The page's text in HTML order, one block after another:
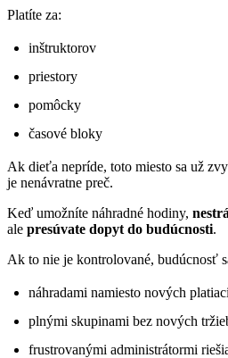
Platíte za:
inštruktorov
priestory
pomôcky
časové bloky
Ak dieťa nepríde, toto miesto sa už
je nenávratne preč.
Keď umožníte náhradné hodiny,
ale presúvate dopyt do budúcnosti.
Ak to nie je kontrolované, budúcnosť
náhradami namiesto nových
plnými skupinami bez nových
frustrovanými administrátormi